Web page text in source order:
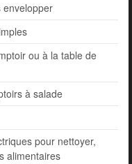
envelopper
ou à la table de
à salade
pour nettoyer,
alimentaires